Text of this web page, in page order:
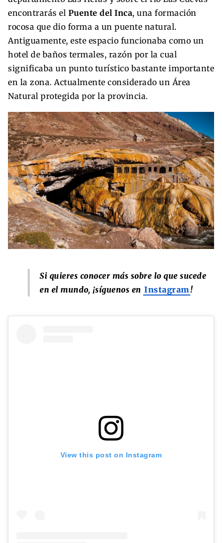
encontrarás el Puente del Inca, una formación
rocosa que dio forma a un puente natural.
Antiguamente, este espacio funcionaba como un
hotel de baños termales, razón por la cual
significaba un punto turístico bastante importante
en la zona. Actualmente considerado un Área
Natural protegida por la provincia.
Si quieres conocer más sobre lo que sucede
en el mundo, ¡síguenos en Instagram!
View this post on Instagram